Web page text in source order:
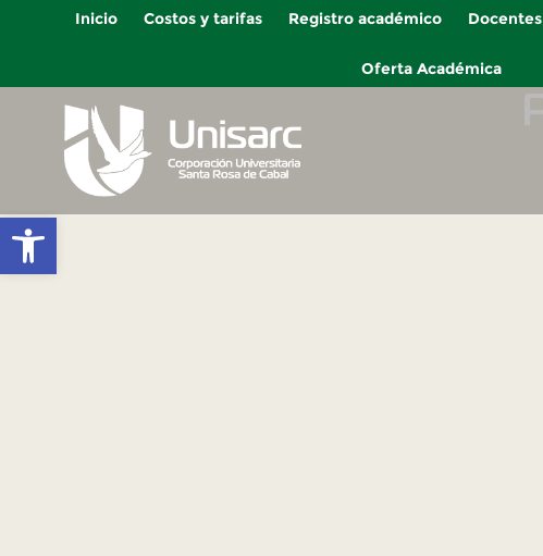
Abrir barra de herramientas
Inicio Costos y tarifas Registro académico Docentes
Oferta Académica